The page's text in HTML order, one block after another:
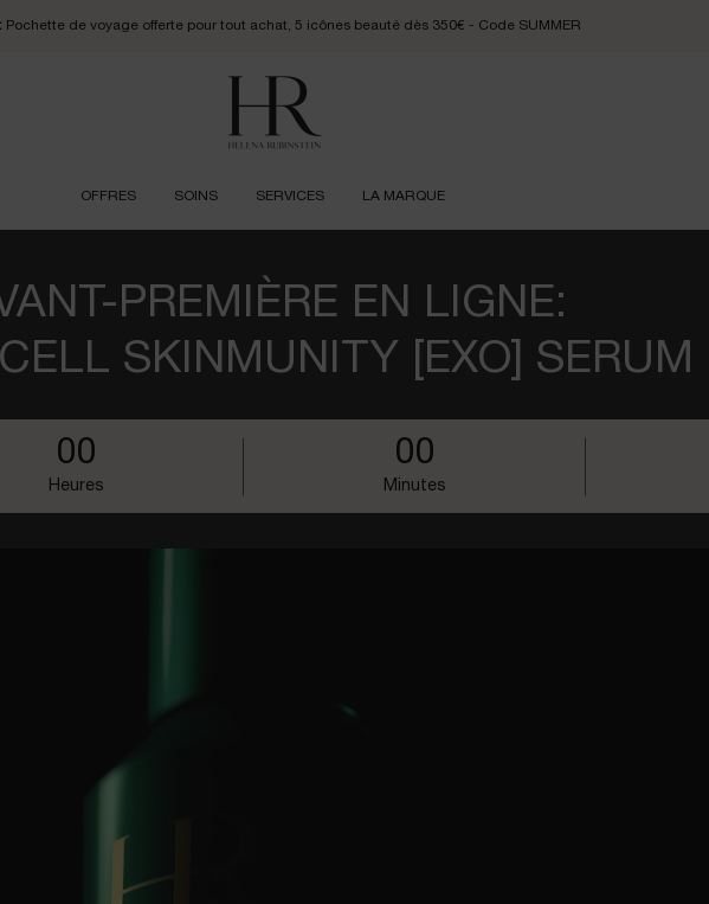
Pochette de voyage offerte pour tout achat, 5 icônes beauté dès 350€ - Code SUMMER
OFFRES SOINS SERVICES LA MARQUE
PREMIÈRE EN LIGNE:
SKINMUNITY [EXO] SERUM
0
0
0
0
Heures 0
0
0
0
Minutes